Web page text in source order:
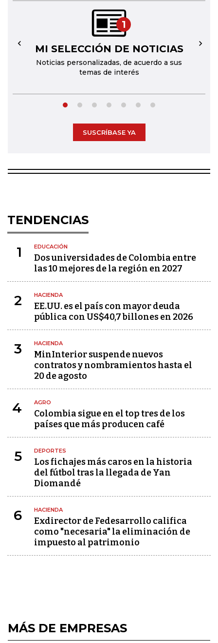
1
MI SELECCIÓN DE NOTICIAS
Noticias personalizadas, de acuerdo a sus
temas de interés
← →
SUSCRÍBASE YA
TENDENCIAS
1 EDUCACIÓN
Dos universidades de Colombia entre
las 10 mejores de la región en 2027
2 HACIENDA
EE.UU. es el país con mayor deuda
pública con US$40,7 billones en 2026
3 HACIENDA
MinInterior suspende nuevos
contratos y nombramientos hasta el
20 de agosto
4 AGRO
Colombia sigue en el top tres de los
países que más producen café
5 DEPORTES
Los fichajes más caros en la historia
del fútbol tras la llegada de Yan
Diomandé
6 HACIENDA
Exdirector de Fedesarrollo califica
como "necesaria" la eliminación de
impuesto al patrimonio
MÁS DE EMPRESAS